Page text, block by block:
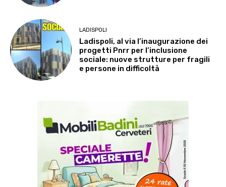
LADISPOLI
Ladispoli, al via l’inaugurazione dei
progetti Pnrr per l’inclusione
sociale: nuove strutture per fragili
e persone in difficoltà